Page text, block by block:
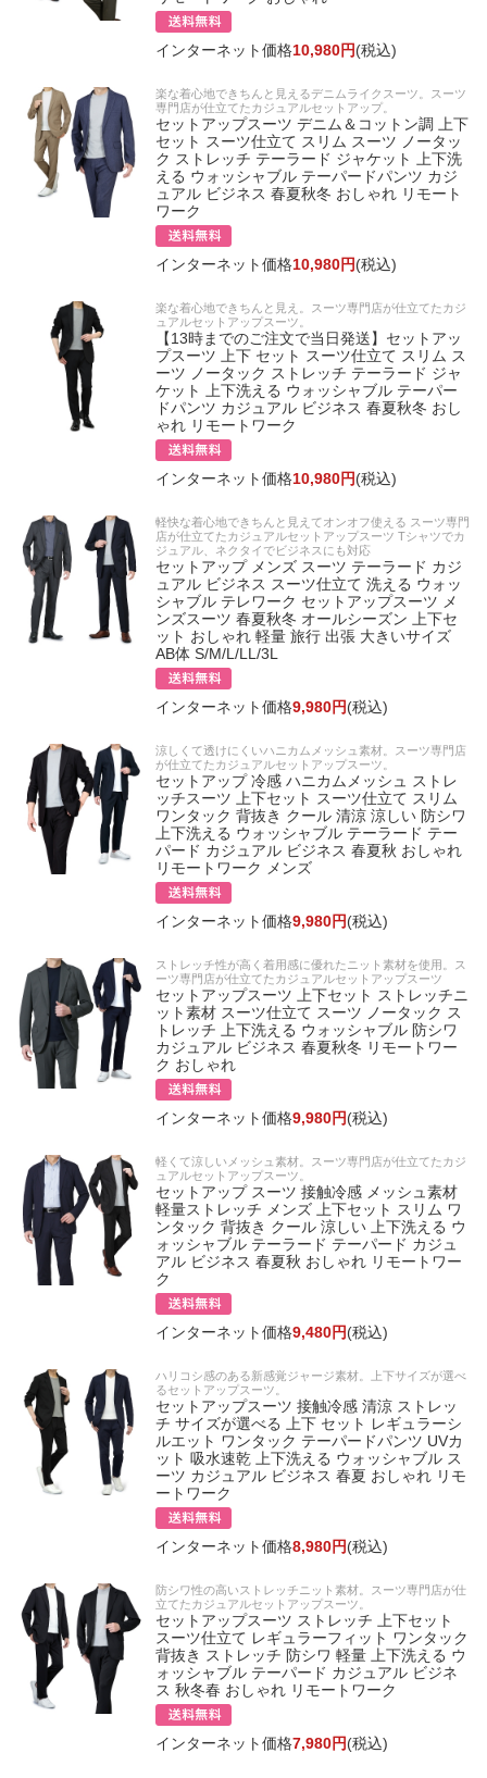
インターネット価格10,980円(税込)
楽な着心地できちんと見えるデニムライクスーツ。スーツ
専門店が仕立てたカジュアルセットアップ。
セットアップスーツ デニム＆コットン調 上下
セット スーツ仕立て スリム スーツ ノータッ
ク ストレッチ テーラード ジャケット 上下洗
える ウォッシャブル テーパードパンツ カジ
ュアル ビジネス 春夏秋冬 おしゃれ リモート
ワーク
インターネット価格10,980円(税込)
楽な着心地できちんと見え。スーツ専門店が仕立てたカジ
ュアルセットアップスーツ。
【13時までのご注文で当日発送】セットアッ
プスーツ 上下 セット スーツ仕立て スリム ス
ーツ ノータック ストレッチ テーラード ジャ
ケット 上下洗える ウォッシャブル テーパー
ドパンツ カジュアル ビジネス 春夏秋冬 おし
ゃれ リモートワーク
インターネット価格10,980円(税込)
軽快な着心地できちんと見えてオンオフ使える スーツ専門
店が仕立てたカジュアルセットアップスーツ Tシャツでカ
ジュアル、ネクタイでビジネスにも対応
セットアップ メンズ スーツ テーラード カジ
ュアル ビジネス スーツ仕立て 洗える ウォッ
シャブル テレワーク セットアップスーツ メ
ンズスーツ 春夏秋冬 オールシーズン 上下セ
ット おしゃれ 軽量 旅行 出張 大きいサイズ
AB体 S/M/L/LL/3L
インターネット価格9,980円(税込)
涼しくて透けにくいハニカムメッシュ素材。スーツ専門店
が仕立てたカジュアルセットアップスーツ。
セットアップ 冷感 ハニカムメッシュ ストレ
ッチスーツ 上下セット スーツ仕立て スリム
ワンタック 背抜き クール 清涼 涼しい 防シワ
上下洗える ウォッシャブル テーラード テー
パード カジュアル ビジネス 春夏秋 おしゃれ
リモートワーク メンズ
インターネット価格9,980円(税込)
ストレッチ性が高く着用感に優れたニット素材を使用。ス
ーツ専門店が仕立てたカジュアルセットアップスーツ
セットアップスーツ 上下セット ストレッチニ
ット素材 スーツ仕立て スーツ ノータック ス
トレッチ 上下洗える ウォッシャブル 防シワ
カジュアル ビジネス 春夏秋冬 リモートワー
ク おしゃれ
インターネット価格9,980円(税込)
軽くて涼しいメッシュ素材。スーツ専門店が仕立てたカジ
ュアルセットアップスーツ。
セットアップ スーツ 接触冷感 メッシュ素材
軽量ストレッチ メンズ 上下セット スリム ワ
ンタック 背抜き クール 涼しい 上下洗える ウ
ォッシャブル テーラード テーパード カジュ
アル ビジネス 春夏秋 おしゃれ リモートワー
ク
インターネット価格9,480円(税込)
ハリコシ感のある新感覚ジャージ素材。上下サイズが選べ
るセットアップスーツ。
セットアップスーツ 接触冷感 清涼 ストレッ
チ サイズが選べる 上下 セット レギュラーシ
ルエット ワンタック テーパードパンツ UVカ
ット 吸水速乾 上下洗える ウォッシャブル ス
ーツ カジュアル ビジネス 春夏 おしゃれ リモ
ートワーク
インターネット価格8,980円(税込)
防シワ性の高いストレッチニット素材。スーツ専門店が仕
立てたカジュアルセットアップスーツ。
セットアップスーツ ストレッチ 上下セット
スーツ仕立て レギュラーフィット ワンタック
背抜き ストレッチ 防シワ 軽量 上下洗える ウ
ォッシャブル テーパード カジュアル ビジネ
ス 秋冬春 おしゃれ リモートワーク
インターネット価格7,980円(税込)